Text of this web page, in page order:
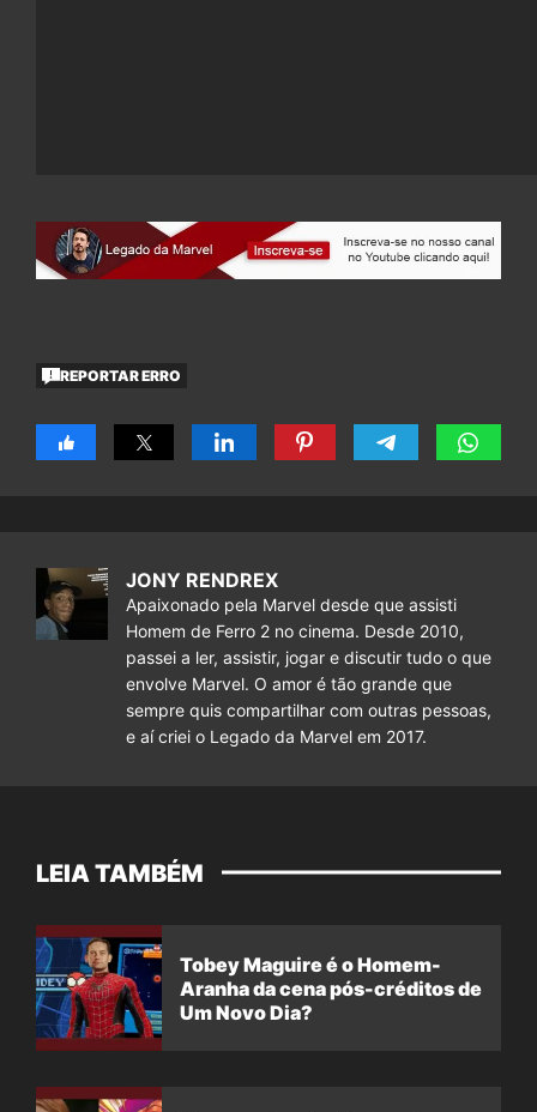
REPORTAR ERRO
JONY RENDREX
Apaixonado pela Marvel desde que assisti
Homem de Ferro 2 no cinema. Desde 2010,
passei a ler, assistir, jogar e discutir tudo o que
envolve Marvel. O amor é tão grande que
sempre quis compartilhar com outras pessoas,
e aí criei o Legado da Marvel em 2017.
LEIA TAMBÉM
Tobey Maguire é o Homem-
Aranha da cena pós-créditos de
Um Novo Dia?